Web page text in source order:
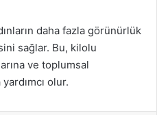
daha fazla görünürlük
sağlar. Bu, kilolu
ve toplumsal
olur.